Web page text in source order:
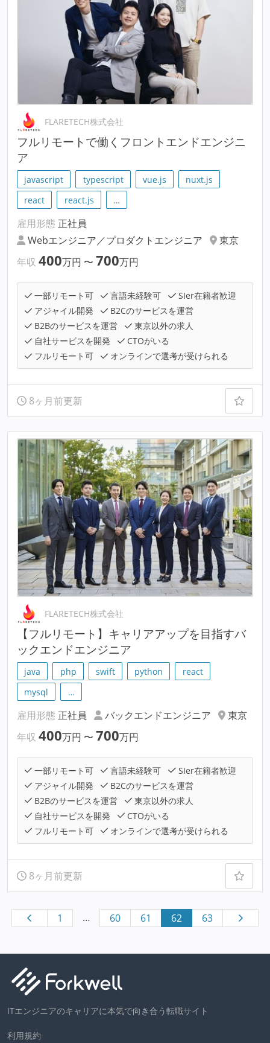
FLARETECH株式会社
フルリモートで働くフロントエンドエンジニ
ア
javascript typescript vue.js
nuxt.js
react
react.js …
雇用形態 正社員
Webエンジニア／プロダクトエンジニア
東京
年収 400万円 〜 700万円
一部リモート可 言語未経験可
SIer在籍者歓迎
アジャイル開発
B2Cのサービスを運営
B2Bのサービスを運営
東京以外の求人
自社サービスを開発
CTOがいる
フルリモート可
オンラインで選考が受けられる
8ヶ月前更新
FLARETECH株式会社
【フルリモート】キャリアアップを目指すバ
ックエンドエンジニア
java php swift python
react
mysql
…
雇用形態 正社員 バックエンドエンジニア
東京
年収 400万円 〜 700万円
一部リモート可 言語未経験可
SIer在籍者歓迎
アジャイル開発
B2Cのサービスを運営
B2Bのサービスを運営
東京以外の求人
自社サービスを開発
CTOがいる
フルリモート可
オンラインで選考が受けられる
8ヶ月前更新
1 … 60 61 62 63
ITエンジニアのキャリアに本気で向き合う転職サイト
利用規約